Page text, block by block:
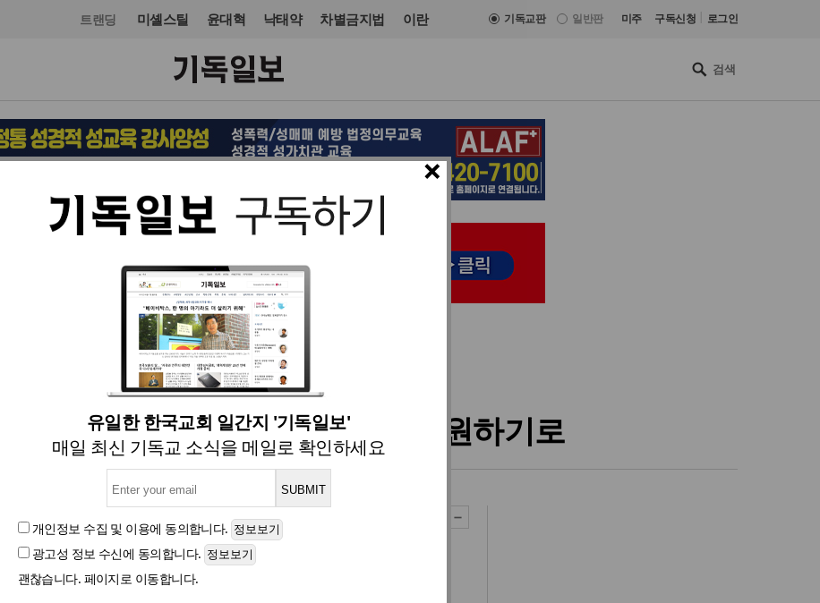
트랜딩 미셸스틸 윤대혁 낙태약 차별금지법 이란 기독교판 일반판 미주 구독신청 로그인
×
유일한 한국교회 일간지 '기독일보'
매일 최신 기독교 소식을 메일로 확인하세요
개인정보 수집 및 이용에 동의합니다.
광고성 정보 수신에 동의합니다.
괜찮습니다. 페이지로 이동합니다.
교육·학술·종교 교육·학술·종교 입력 2014. 06. 11 16:04
, 흰색 바탕에 검은색 글씨로 복원하기로